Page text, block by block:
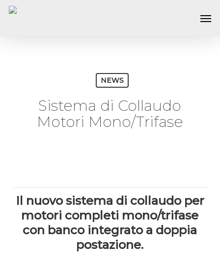
Skip
NEWS
Sistema di Collaudo
Motori Mono/Trifase
Il nuovo sistema di collaudo per
motori completi mono/trifase
con banco integrato a doppia
postazione.